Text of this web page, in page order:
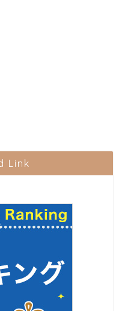
Link